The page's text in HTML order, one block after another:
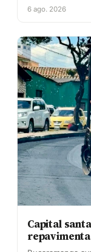
6 ago. 2026
Capital